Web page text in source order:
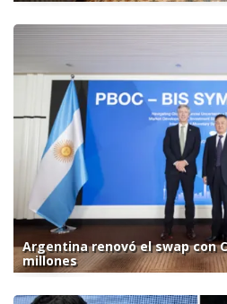
Argentina renovó el swap con
millones